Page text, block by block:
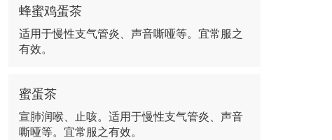
蜂蜜鸡蛋茶
适用于慢性支气管炎、声音嘶哑等。宜常服之
有效。
蜜蛋茶
宣肺润喉、止咳。适用于慢性支气管炎、声音
嘶哑等。宜常服之有效。